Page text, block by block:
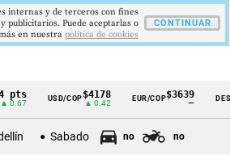
USD/COP$4178
▲ 0.42
EUR/COP$3639
—
Sabado no no
internas y de terceros con fines
publicitarios. Puede aceptarlas o
en nuestra politica de cookies
CONTINUAR